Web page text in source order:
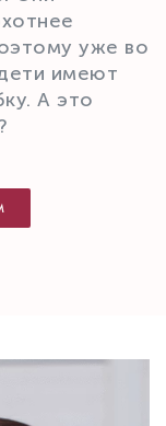
уже во
имеют
А это